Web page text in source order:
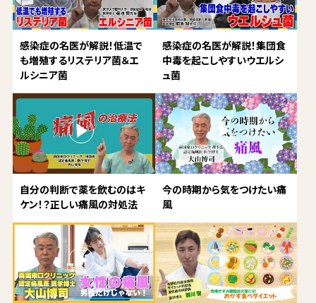
感染症の名医が解説！低温で
も増殖するリステリア菌＆エ
ルシニア菌
感染症の名医が解説！集団食
中毒を起こしやすいウエルシ
ュ菌
自分の判断で薬を飲むのはキ
ケン！？正しい痛風の対処法
今の時期から気をつけたい痛
風